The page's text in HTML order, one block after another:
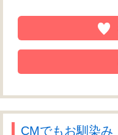
CMでもお馴染